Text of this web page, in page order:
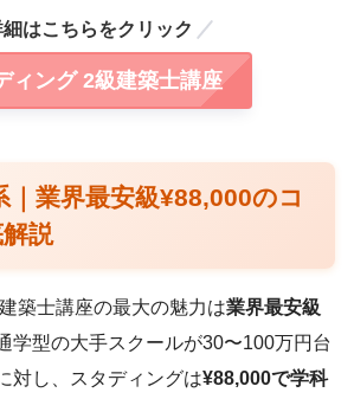
細はこちらをクリック
ィング 2級建築士講座
｜業界最安級¥88,000のコ
説
築士講座の最大の魅力は業界最安級
学型の大手スクールが30〜100万円台
対し、スタディングは¥88,000で学科